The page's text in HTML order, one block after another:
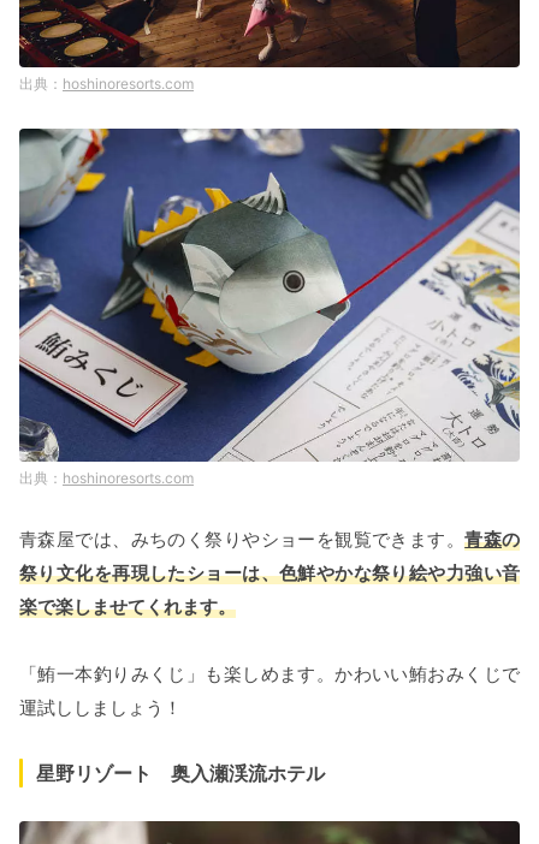
hoshinoresorts.com
hoshinoresorts.com
青森屋では、みちのく祭りやショーを観覧できます。青森の
祭り文化を再現したショーは、色鮮やかな祭り絵や力強い音
楽で楽しませてくれます。
「鮪一本釣りみくじ」も楽しめます。かわいい鮪おみくじで
運試ししましょう！
星野リゾート 奥入瀬渓流ホテル